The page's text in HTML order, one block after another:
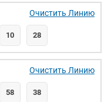
10 28
Очистить Линию
58 38
Очистить Линию